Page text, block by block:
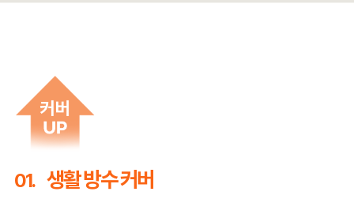
01. 생활 방수 커버